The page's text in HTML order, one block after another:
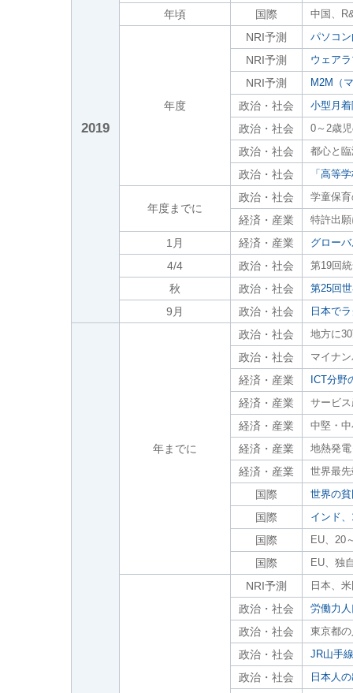
2019
年頃 国際 中国、
年度
NRI予測 パソコ
NRI予測 ウェア
NRI予測 M2M（
政治・社会 小型月
政治・社会 0～2歳
政治・社会 都心と
政治・社会 「高等
年度までに
政治・社会 学童保
経済・産業 特許出
1月 経済・産業 グロー
4/4 政治・社会 第19回
秋 政治・社会 第25回
9月 政治・社会 日本で
年までに
政治・社会 地方に
政治・社会 マイナ
経済・産業 ICT分野
経済・産業 サービ
経済・産業 中堅・
経済・産業 地熱発
経済・産業 世界最
国際 世界の
国際 インド
国際 EU、20
国際 EU、独
NRI予測 日本、
政治・社会 労働力
政治・社会 東京都
政治・社会 JR山手
政治・社会 日本人